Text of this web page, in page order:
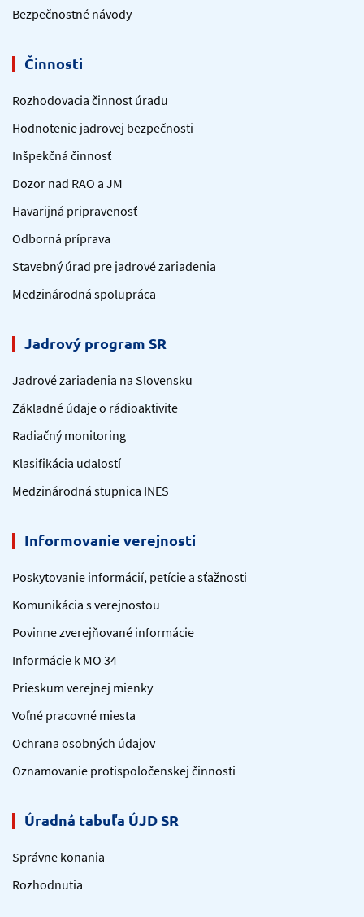
Bezpečnostné návody
Činnosti
Rozhodovacia činnosť úradu
Hodnotenie jadrovej bezpečnosti
Inšpekčná činnosť
Dozor nad RAO a JM
Havarijná pripravenosť
Odborná príprava
Stavebný úrad pre jadrové zariadenia
Medzinárodná spolupráca
Jadrový program SR
Jadrové zariadenia na Slovensku
Základné údaje o rádioaktivite
Radiačný monitoring
Klasifikácia udalostí
Medzinárodná stupnica INES
Informovanie verejnosti
Poskytovanie informácií, petície a sťažnosti
Komunikácia s verejnosťou
Povinne zverejňované informácie
Informácie k MO 34
Prieskum verejnej mienky
Voľné pracovné miesta
Ochrana osobných údajov
Oznamovanie protispoločenskej činnosti
Úradná tabuľa ÚJD SR
Správne konania
Rozhodnutia